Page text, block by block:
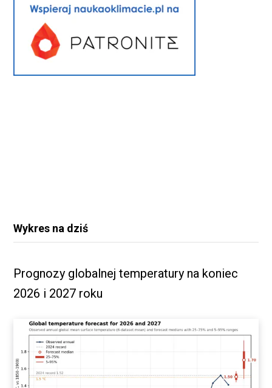
Wykres na dziś
Prognozy globalnej temperatury na koniec
2026 i 2027 roku